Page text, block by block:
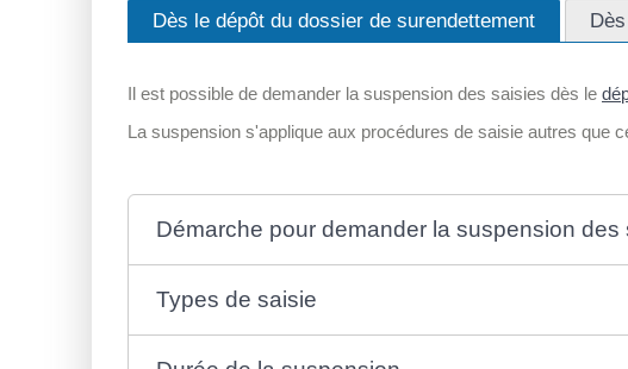
Dès le dépôt du dossier de surendettement
Il est possible de demander la suspension des saisies dès le
La suspension s'applique aux procédures de saisie autres que
Démarche pour demander la suspension des
Types de saisie